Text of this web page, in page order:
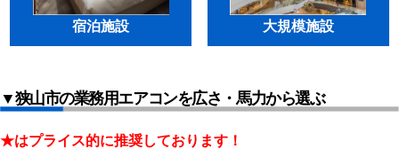
宿泊施設 大規模施設
▼狭山市の業務用エアコンを広さ・馬力から選ぶ
★はプライス的に推奨しております！